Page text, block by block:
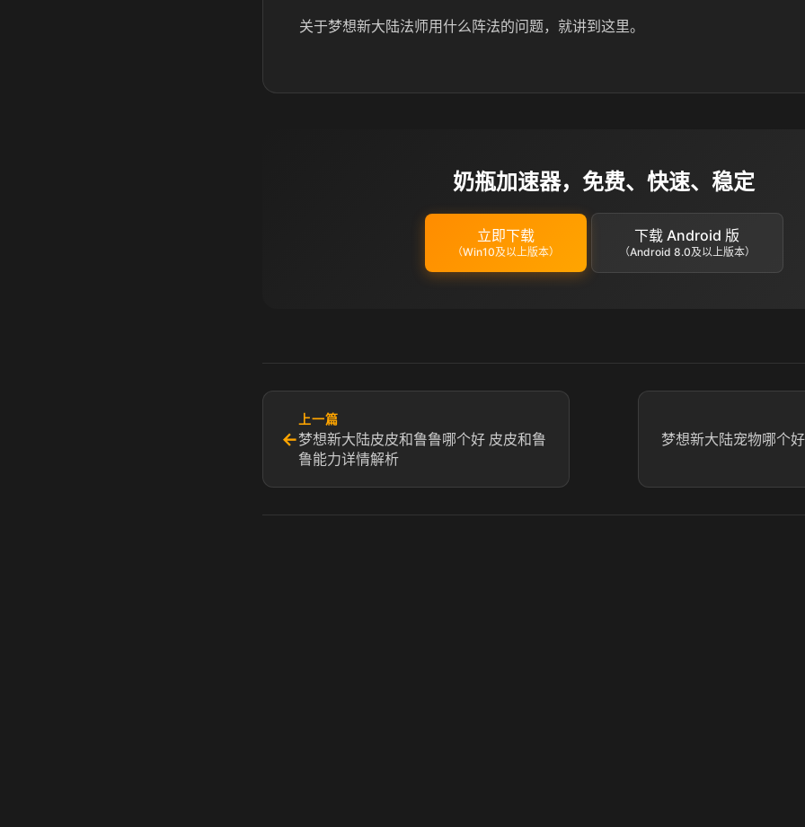
关于梦想新大陆法师用什么阵法的问题，就讲到这里。
奶瓶加速器，免费、快速、稳定
立即下载
（Win10及以上版本）
下载 Android 版
（Android 8.0及以上版本）
←
上一篇
梦想新大陆皮皮和鲁鲁哪个好 皮皮和鲁
鲁能力详情解析
梦想新大陆宠物哪个